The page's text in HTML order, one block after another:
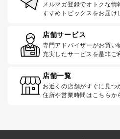
メルマガ登録でオトクな
すすめトピックスをお届け
店舗サービス
専門アドバイザーがお買い
充実したサービスを是非ご
店舗一覧
お近くの店舗がすぐに見つ
住所や営業時間はこちらか